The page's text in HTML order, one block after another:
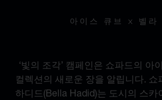
아이스 큐브 X 벨라
‘빛의 조각’ 캠페인은 쇼파드의 아
컬렉션의 새로운 장을 알립니다.
하디드(Bella Hadid)는 도시의 스카